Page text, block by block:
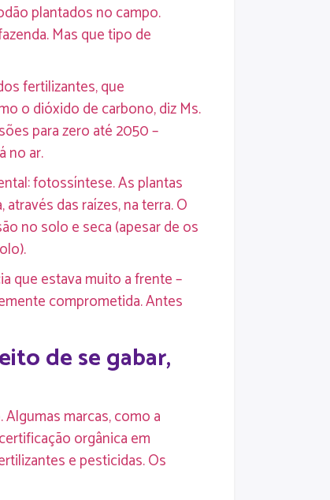
plantados no campo.
Mas que tipo de
fertilizantes, que
o dióxido de carbono, diz Ms.
para zero até 2050 –
no ar.
fotossíntese. As plantas
das raízes, na terra. O
no solo e seca (apesar de os
que estava muito a frente –
comprometida. Antes
de se gabar,
marcas, como a
orgânica em
e pesticidas. Os